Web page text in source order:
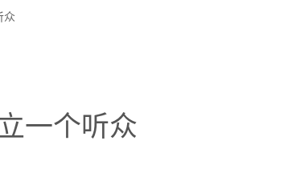
众
一个听众